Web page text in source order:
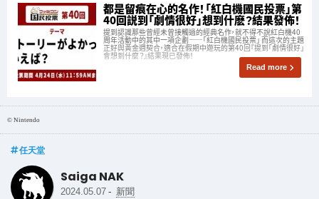
都是留痕在心的名作！「紅白機國民投票」第
40回説到「劇情很好」想到什麽？結果發佈！
提到認識那些曾經未曾接觸過的經典名作，就不得不說紅白機40
周年活動中的其中一項企劃——「紅白機國民投票」 而這次的主題
正好與黃金週契合，適合在假期中遊玩的第40回『提到「劇情很好」
會想到什麼？』結果現已發佈！
Read more
© Nintendo
任天堂
Saiga NAK
2024.05.07 - 新聞